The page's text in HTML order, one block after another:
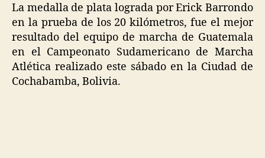
La medalla de plata lograda por Erick Barrondo
en la prueba de los 20 kilómetros, fue el mejor
resultado del equipo de marcha de Guatemala
en el Campeonato Sudamericano de Marcha
Atlética realizado este sábado en la Ciudad de
Cochabamba, Bolivia.